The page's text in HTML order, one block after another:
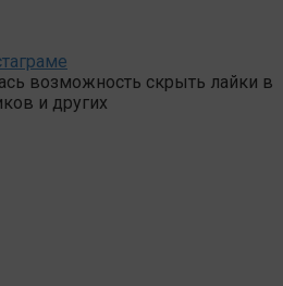
возможность скрыть лайки в
и других